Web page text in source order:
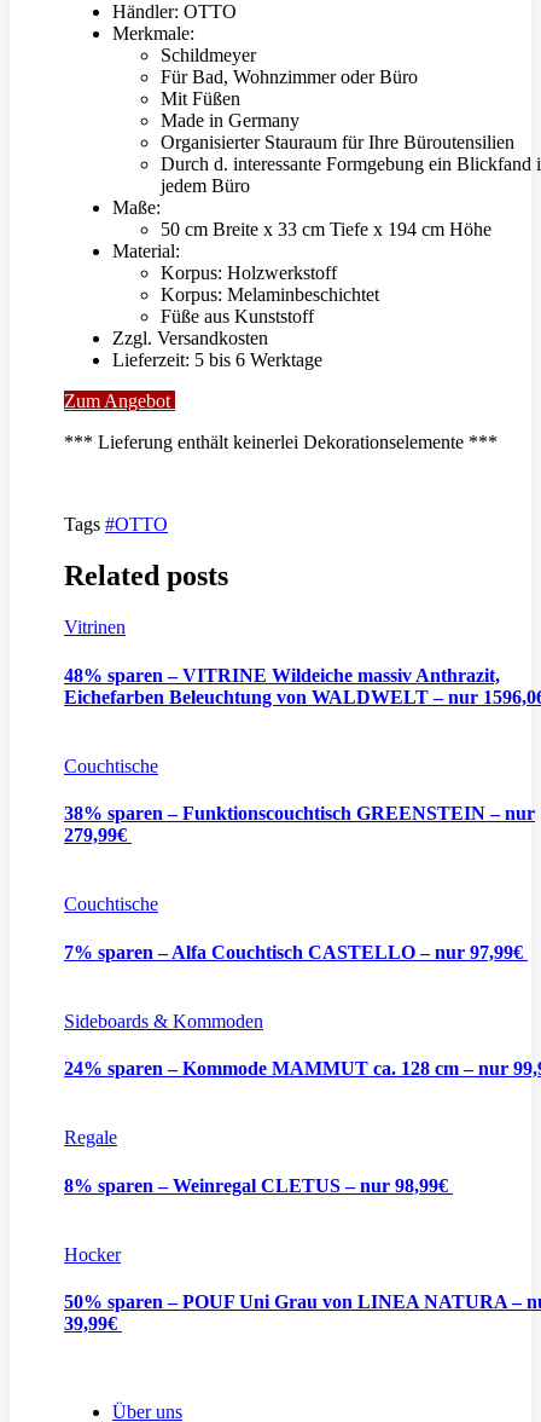
Händler: OTTO
Merkmale:
Schildmeyer
Für Bad, Wohnzimmer oder Büro
Mit Füßen
Made in Germany
Organisierter Stauraum für Ihre Büroutensilien
Durch d. interessante Formgebung ein Blickfand
jedem Büro
Maße:
50 cm Breite x 33 cm Tiefe x 194 cm Höhe
Material:
Korpus: Holzwerkstoff
Korpus: Melaminbeschichtet
Füße aus Kunststoff
Zzgl. Versandkosten
Lieferzeit: 5 bis 6 Werktage
Zum Angebot
*** Lieferung enthält keinerlei Dekorationselemente ***
Tags #OTTO
Related posts
Vitrinen
48% sparen – VITRINE Wildeiche massiv Anthrazit,
Eichefarben Beleuchtung von WALDWELT – nur
Couchtische
38% sparen – Funktionscouchtisch GREENSTEIN – nur
279,99€
Couchtische
7% sparen – Alfa Couchtisch CASTELLO – nur 97,99€
Sideboards & Kommoden
24% sparen – Kommode MAMMUT ca. 128 cm – nur
Regale
8% sparen – Weinregal CLETUS – nur 98,99€
Hocker
50% sparen – POUF Uni Grau von LINEA NATURA –
39,99€
Über uns